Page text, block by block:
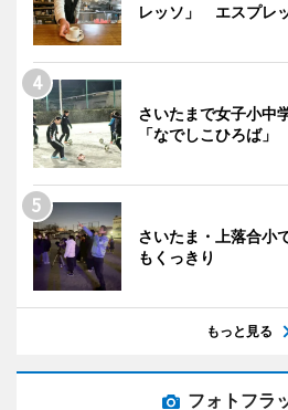
レッソ」 エスプレ
さいたまで女子小中
「なでしこひろば」
さいたま・上落合
もくっきり
もっと見る
フォトフラ